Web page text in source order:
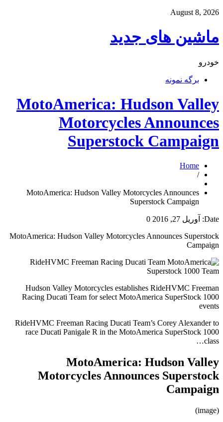
August 8, 2026
ماشین های جدید
خودرو
برگه نمونه
MotoAmerica: Hudson Valley
Motorcycles Announces
Superstock Campaign
Home
/
MotoAmerica: Hudson Valley Motorcycles Announces
Superstock Campaign
Date: آوریل 27, 2016
0
MotoAmerica: Hudson Valley Motorcycles Announces Superstock
Campaign
Hudson Valley Motorcycles establishes RideHVMC Freeman
Racing Ducati Team for select MotoAmerica SuperStock 1000
events
RideHVMC Freeman Racing Ducati Team’s Corey Alexander to
race Ducati Panigale R in the MotoAmerica SuperStock 1000
class…
MotoAmerica: Hudson Valley
Motorcycles Announces Superstock
Campaign
(image)